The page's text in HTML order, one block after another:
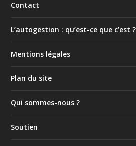
Contact
L’autogestion : qu’est-ce que c’est ?
Mentions légales
Plan du site
Qui sommes-nous ?
Soutien